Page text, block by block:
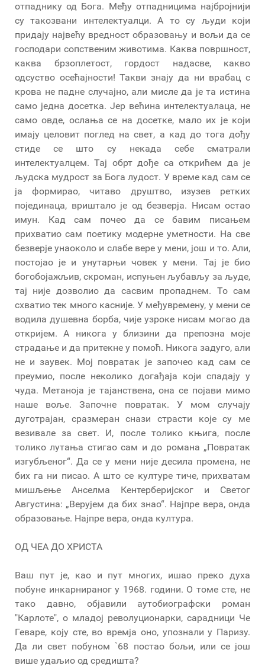
отпаднику од Бога. Међу отпадницима најбројнији
су такозвани интелектуалци. А то су људи који
придају највећу вредност образовању и вољи да се
господари сопственим животима. Каква површност,
каква брзоплетост, гордост надасве, какво
одсуство осећајности! Такви знају да ни врабац с
крова не падне случајно, али мисле да је та истина
само једна досетка. Jeр већина интелектуалаца, не
само овде, ослања се на досетке, мало их је који
имају целовит поглед на свет, а кад до тога дођу
стиде се што су некада себе сматрали
интелектуалцем. Тај обрт дође са открићем да је
људска мудрост за Бога лудост. У време кад сам се
ја формирао, читаво друштво, изузев ретких
појединаца, вриштало је од безверја. Нисам остао
имун. Кад сам почео да се бавим писањем
прихватио сам поетику модерне уметности. На све
безверје унаоколо и слабе вере у мени, још и то. Али,
постојао је и унутарњи човек у мени. Тај је био
богобојажљив, скроман, испуњен љубављу за људе,
тај није дозволио да сасвим пропаднем. То сам
схватио тек много касније. У међувремену, у мени се
водила душевна борба, чије узроке нисам могао да
откријем. А никога у близини да препозна моје
страдање и да притекне у помоћ. Никога задуго, али
не и заувек. Мој повратак је започео кад сам се
преумио, после неколико догађаја који спадају у
чуда. Метаноја је тајанствена, она се појави мимо
наше воље. Започне повратак. У мом случају
дуготрајан, сразмеран снази страсти које су ме
везивале за свет. И, после толико књига, после
толико лутања стигао сам и до романа „Повратак
изгубљеног“. Да се у мени није десила промена, не
бих га ни писао. А што се културе тиче, прихватам
мишљење Анселма Кентерберијског и Светог
Августина: „Верујем да бих знао“. Најпре вера, онда
образовање. Најпре вера, онда култура.
ОД ЧЕА ДО ХРИСТА
Ваш пут је, као и пут многих, ишао преко духа
побуне инкарнираног у 1968. години. О томе сте, не
тако давно, објавили аутобиографски роман
"Карлоте", о младој револуционарки, сарадници Че
Геваре, коју сте, во времја оно, упознали у Паризу.
Да ли свет побуном `68 постао бољи, или се још
више удаљио од средишта?